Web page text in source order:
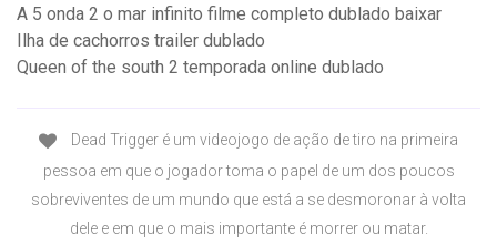
A 5 onda 2 o mar infinito filme completo dublado baixar
Ilha de cachorros trailer dublado
Queen of the south 2 temporada online dublado
Dead Trigger é um videojogo de ação de tiro na primeira
pessoa em que o jogador toma o papel de um dos poucos
sobreviventes de um mundo que está a se desmoronar à volta
dele e em que o mais importante é morrer ou matar.